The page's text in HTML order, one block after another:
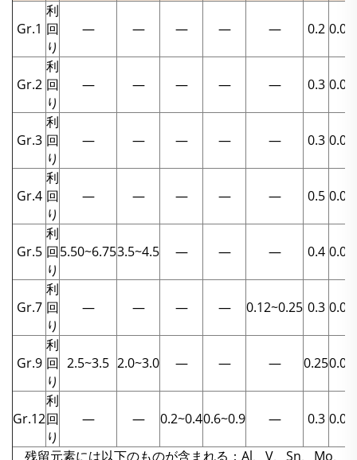
Gr.1
利
回
り
— — — — — 0.2 0.08
Gr.2
利
回
り
— — — — — 0.3 0.08
Gr.3
利
回
り
— — — — — 0.3 0.08
Gr.4
利
回
り
— — — — — 0.5 0.08
Gr.5
利
回
り
5.50~6.753.5~4.5 — — — 0.4 0.08
Gr.7
利
回
り
— — — — 0.12~0.25 0.3 0.08
Gr.9
利
回
り
2.5~3.5 2.0~3.0 — — — 0.250.08
Gr.12
利
回
り
— — 0.2~0.40.6~0.9 — 0.3 0.08
残留元素には以下のものが含まれる：Al、V、Sn、Mo、